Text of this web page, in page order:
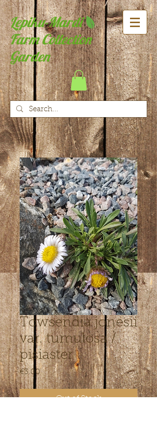
Lepiku-Mardi
Farm Collection
Garden
Towsendia jonesii
var. tumulosa /
pisiaster
€3.00Price
Out of Stock